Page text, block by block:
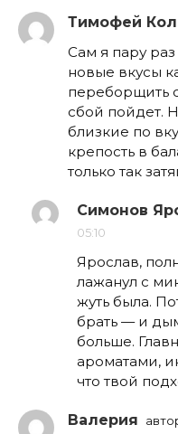
Тимофей
Сам я пару
новые вкусы
переборщить
сбой пойдет.
близкие по
крепость в
только так
Симонов
05:10
Ярослав,
лажанул с
жуть была.
брать — и
больше.
ароматами,
что твой
Валерия